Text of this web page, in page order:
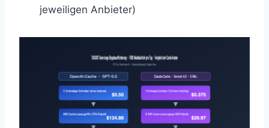
jeweiligen Anbieter)